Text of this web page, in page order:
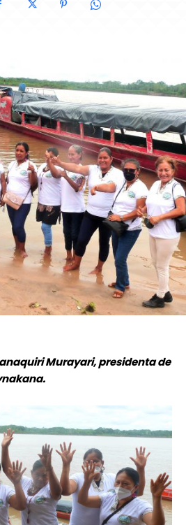
Murayari, presidenta de